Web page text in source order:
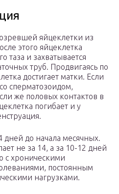
яйцеклетки из
этого яйцеклетка
таза и захватывается
труб. Продвигаясь по
достигает матки. Если
сперматозоидом,
же половых контактов в
погибает и у
дней до начала месячных.
не за 14, а за 10-12 дней
с хроническими
постоянным
нагрузками.